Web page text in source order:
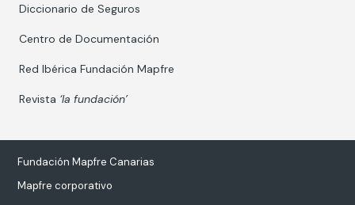
Diccionario de Seguros
Centro de Documentación
Red Ibérica Fundación Mapfre
Revista ‘la fundación’
Fundación Mapfre Canarias
Mapfre corporativo